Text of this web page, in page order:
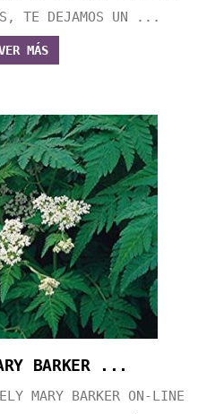
TE DEJAMOS UN ...
MÁS
BARKER ...
MARY BARKER ON-LINE